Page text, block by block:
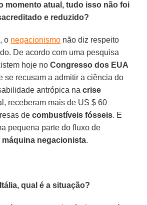
momento atual, tudo isso não foi
e reduzido?
o negacionismo não diz respeito
De acordo com uma pesquisa
hoje noCongresso dos EUA
se recusam a admitir a ciência do
antrópica nacrise
receberam mais de US $ 60
decombustíveis fósseis. E
pequena parte do fluxo de
máquina negacionista.
qual é a situação?